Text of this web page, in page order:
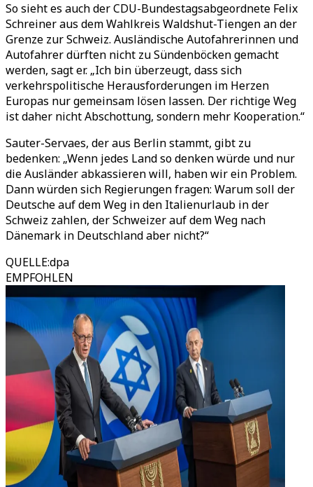
So sieht es auch der CDU-Bundestagsabgeordnete Felix
Schreiner aus dem Wahlkreis Waldshut-Tiengen an der
Grenze zur Schweiz. Ausländische Autofahrerinnen und
Autofahrer dürften nicht zu Sündenböcken gemacht
werden, sagt er. „Ich bin überzeugt, dass sich
verkehrspolitische Herausforderungen im Herzen
Europas nur gemeinsam lösen lassen. Der richtige Weg
ist daher nicht Abschottung, sondern mehr Kooperation.“
Sauter-Servaes, der aus Berlin stammt, gibt zu
bedenken: „Wenn jedes Land so denken würde und nur
die Ausländer abkassieren will, haben wir ein Problem.
Dann würden sich Regierungen fragen: Warum soll der
Deutsche auf dem Weg in den Italienurlaub in der
Schweiz zahlen, der Schweizer auf dem Weg nach
Dänemark in Deutschland aber nicht?“
QUELLE:dpa
EMPFOHLEN